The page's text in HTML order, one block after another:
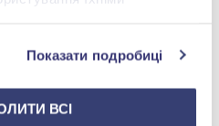
Показати подробиці
ВСІ